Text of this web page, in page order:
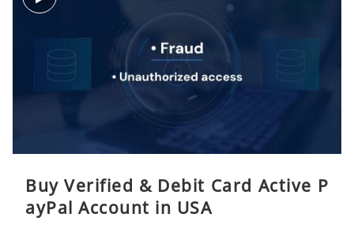
Buy Verified & Debit Card Active P
ayPal Account in USA